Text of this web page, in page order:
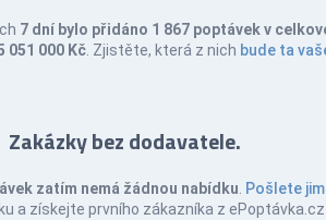
7 dní bylo přidáno 1 867 poptávek v
051 000 Kč . Zjistěte, která z nich bude ta
Zakázky bez dodavatele.
zatím nemá žádnou nabídku Pošlete jim
a získejte prvního zákazníka z ePoptávka.cz